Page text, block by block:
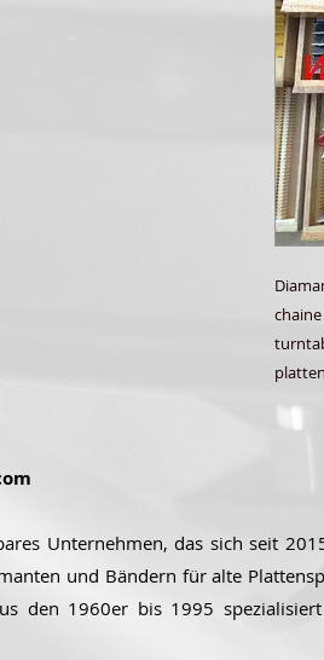
Unternehmen, das sich seit
und Bändern für alte
den 1960er bis 1995